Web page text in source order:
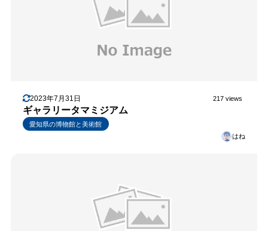
2023年7月31日 217 views
ギャラリータマミジアム
愛知県の博物館と美術館
はね